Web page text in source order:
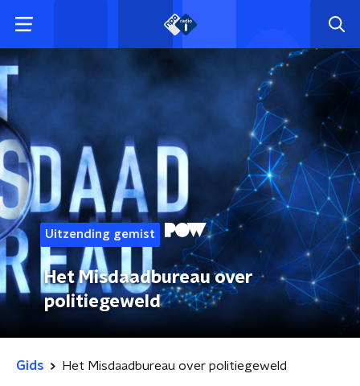
Uitzending gemist
Het Misdaadbureau over
politiegeweld
Gids Het Misdaadbureau over politiegeweld